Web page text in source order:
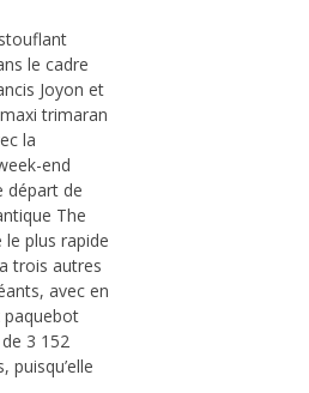
le cadre
Joyon et
trimaran
la
end
départ de
The
plus rapide
trois autres
avec en
paquebot
3 152
puisqu’elle